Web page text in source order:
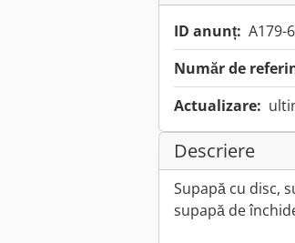
ID anunț: A179-
Număr de
Actualizare:
Descriere
Supapă cu disc,
supapă de